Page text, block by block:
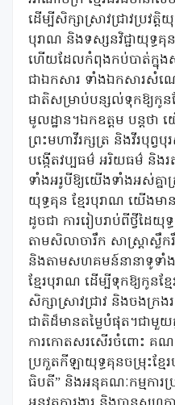
ដើម្បីសិក្សាស្រាវជ្រាវប្រវត្
បុរាណ និងទស្សនវិជ្ជាយុទ្ធ
ហើយដែលកំពុងកប់បាត់ក្នុ
ជាឯកសារ ទាំងឯកសារសំ
ជាតិសម្រាប់បន្សល់ទុកឱ្យកូនខ្
មូលដ្ឋាន។ឯកឧត្តម បន្តថា
ព្រះមហាវីរក្សត្រ និងវីរបុព្វ
បង្កើតវប្បធម៌ អរិយធម៌ និង
ទាំងអរូបីឱ្យយើងទាំងអស់គ្
យុទ្ធគុន ខ្មែរបុរាណ យើងមា
ដូចជា ការរៀបរាប់ពីថ្វីដៃ
តាមសិលាចារឹក សាស្រ្តាស្លឹក
និងតាមសហគមន៍នានាទូទ
ខ្មែរបុរាណ ដើម្បីទុកឱ្យកូន
សិក្សាស្រាវជ្រាវ និងចងក្រង
ជាតិដ៏មានតម្លៃបំផុត។ជាមួយ
ការកោតសរសើរចំពោះ គណៈ
ប្រកួតកីឡាយុទ្ធគុនចម្រុះខ្មែរ
ធិបតី” និងអនុគណៈកម្មការ